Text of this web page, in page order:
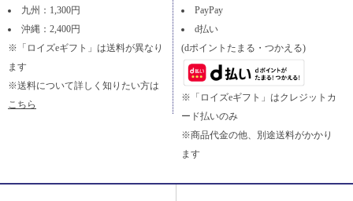
九州：1,300円
沖縄：2,400円
※「ロイズeギフト」は送料が異なり
ます
※送料について詳しく知りたい方は
こちら
PayPay
d払い
(dポイントたまる・つかえる)
※「ロイズeギフト」はクレジットカ
ード払いのみ
※商品代金の他、別途送料がかかり
ます